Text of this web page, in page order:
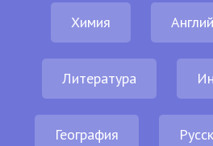
Химия
Литература
География